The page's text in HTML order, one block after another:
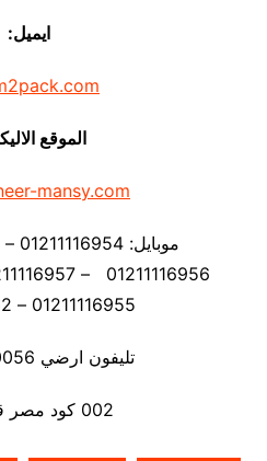
ايميل:
الموقع
mansy.com
01211116955 – 01211116962
تليفون ارضي 0225880056
002 كود مصر قبل الرقم